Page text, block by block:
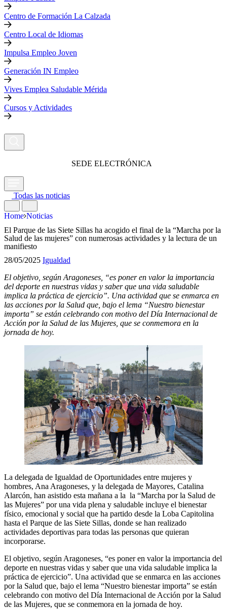
Centro de Formación La Calzada
Centro Local de Idiomas
Impulsa Empleo Joven
Generación IN Empleo
Vives Emplea Saludable Mérida
Cursos y Actividades
SEDE ELECTRÓNICA
Todas las noticias
Home Noticias
El Parque de las Siete Sillas ha acogido el final de la “Marcha por la
Salud de las mujeres” con numerosas actividades y la lectura de un
manifiesto
28/05/2025 Igualdad
El objetivo, según Aragoneses, “es poner en valor la importancia
del deporte en nuestras vidas y saber que una vida saludable
implica la práctica de ejercicio”. Una actividad que se enmarca en
las acciones por la Salud que, bajo el lema “Nuestro bienestar
importa” se están celebrando con motivo del Día Internacional de
Acción por la Salud de las Mujeres, que se conmemora en la
jornada de hoy.
La delegada de Igualdad de Oportunidades entre mujeres y
hombres, Ana Aragoneses, y la delegada de Mayores, Catalina
Alarcón, han asistido esta mañana a la la “Marcha por la Salud de
las Mujeres” por una vida plena y saludable incluye el bienestar
físico, emocional y social que ha partido desde la Loba Capitolina
hasta el Parque de las Siete Sillas, donde se han realizado
actividades deportivas para todas las personas que quieran
incorporarse.
El objetivo, según Aragoneses, “es poner en valor la importancia del
deporte en nuestras vidas y saber que una vida saludable implica la
práctica de ejercicio”. Una actividad que se enmarca en las acciones
por la Salud que, bajo el lema “Nuestro bienestar importa” se están
celebrando con motivo del Día Internacional de Acción por la Salud
de las Mujeres, que se conmemora en la jornada de hoy.